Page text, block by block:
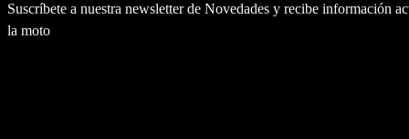
Suscríbete a nuestra newsletter de Novedades y recibe información
la moto